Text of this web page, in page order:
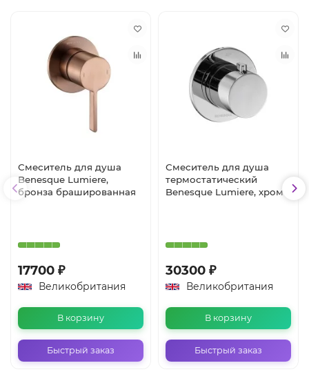
Смеситель для душа
Benesque Lumiere,
бронза брашированная
17700 ₽
Великобритания
В корзину
Быстрый заказ
Смеситель для душа
термостатический
Benesque Lumiere, хром
30300 ₽
Великобритания
В корзину
Быстрый заказ